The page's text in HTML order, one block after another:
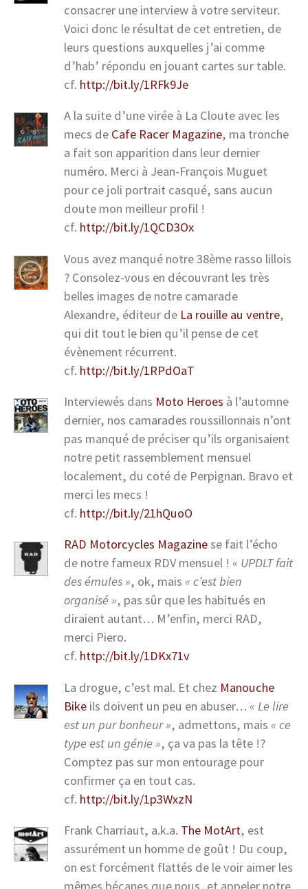
consacrer une interview à votre serviteur.
Voici donc le résultat de cet entretien, de
leurs questions auxquelles j’ai comme
d’hab’ répondu en jouant cartes sur table.
cf. http://bit.ly/1RFk9Je
A la suite d’une virée à La Cloute avec les
mecs de Cafe Racer Magazine, ma tronche
a fait son apparition dans leur dernier
numéro. Merci à Jean-François Muguet
pour ce joli portrait casqué, sans aucun
doute mon meilleur profil !
cf. http://bit.ly/1QCD3Ox
Vous avez manqué notre 38ème rasso lillois
? Consolez-vous en découvrant les très
belles images de notre camarade
Alexandre, éditeur de La rouille au ventre,
qui dit tout le bien qu’il pense de cet
évènement récurrent.
cf. http://bit.ly/1RPdOaT
Interviewés dans Moto Heroes à l’automne
dernier, nos camarades roussillonnais n’ont
pas manqué de préciser qu’ils organisaient
notre petit rassemblement mensuel
localement, du coté de Perpignan. Bravo et
merci les mecs !
cf. http://bit.ly/21hQuoO
RAD Motorcycles Magazinese fait l’écho
de notre fameux RDV mensuel !« UPDLT fait
des émules », ok, mais« c’est bien
organisé », pas sûr que les habitués en
diraient autant… M’enfin, merci RAD,
merci Piero.
cf. http://bit.ly/1DKx71v
La drogue, c’est mal. Et chez Manouche
Bike ils doivent un peu en abuser…« Le lire
est un pur bonheur », admettons, mais« ce
type est un génie », ça va pas la tête !?
Comptez pas sur mon entourage pour
confirmer ça en tout cas.
cf. http://bit.ly/1p3WxzN
Frank Charriaut, a.k.a. The MotArt, est
assurément un homme de goût ! Du coup,
on est forcément flattés de le voir aimer les